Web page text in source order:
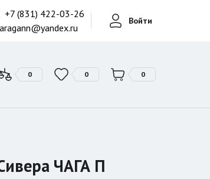
+7 (831) 422-03-26
Войти
0 0 0
Фонари поисковые
Фонари тактические
ЧАГА П